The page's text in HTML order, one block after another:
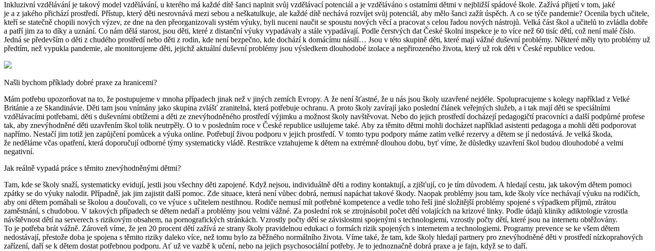
Inkluzivní vzdělávání je takový model vzdělávání, u kterého má každé dítě šanci naplnit svůj vzdělávací potenciál a je vzděláváno s ostatními dětmi v nejbližší spádové škole. Zažívá přijetí v tom, jaké
je a z jakého přichází prostředí. Přístup, který děti nesrovnává mezi sebou a neškatulkuje, ale každé dítě nechává rozvíjet svůj potenciál, aby mělo šanci zažít úspěch. A co se týče pandemie? Ocenila bych učitele,
kteří se statečně chopili nových výzev, ze dne na den přeorganizovali systém výuky, byli nuceni naučit se spoustu nových věcí a pracovat s celou řadou nových nástrojů. Velká část škol a učitelů to zvládla dobře
a patří jim za to díky a uznání. Co nám dělá starost, jsou děti, které z distanční výuky vypadávaly a stále vypadávají. Podle čerstvých dat České školní inspekce je to více než 60 tisíc dětí, což není malé číslo.
Jedná se především o děti z chudého prostředí nebo děti z rodin, kde není bezpečno, kde dochází k domácímu násilí… Jsou v této skupině děti, které mají vážné duševní problémy. Některé měly tyto problémy už
předtím, než vypukla pandemie, ale monitorujeme děti, jejichž aktuální duševní problémy jsou výsledkem dlouhodobé izolace a nepřirozeného života, který už rok děti v České republice vedou.
Našli bychom příklady dobré praxe za hranicemi?
Mám potřebu upozorňovat na to, že postupujeme v mnoha případech jinak než v jiných zemích Evropy. A že není šťastné, že u nás jsou školy uzavřené nejdéle. Spolupracujeme s kolegy například z Velké
Británie a ze Skandinávie. Děti tam jsou vnímány jako skupina zvlášť zranitelná, která potřebuje ochranu. A proto školy zavírají jako poslední článek veřejných služeb, a i tak mají děti se speciálními
vzdělávacími potřebami, děti s duševními obtížemi a děti ze znevýhodněného prostředí výjimku a možnost školy navštěvovat. Nebo do jejich prostředí docházejí pedagogičtí pracovníci a další podpůrné profese
tak, aby znevýhodněné děti uzavřením škol tolik neutrpěly. O to v posledním roce v České republice usilujeme také. Aby za těmito dětmi mohli docházet například asistenti pedagoga a mohli děti podporovat
napřímo. Nestačí jim totiž jen zapůjčení pomůcek a výuka online. Potřebují živou podporu v jejich prostředí. V tomto typu podpory máme zatím velké rezervy a dětem se jí nedostává. Je velká škoda,
že neděláme včas opatření, která doporučují odborné týmy systematicky vládě. Restrikce vztahujeme k dětem na extrémně dlouhou dobu, byť víme, že důsledky uzavření škol budou dlouhodobé a velmi
negativní.
Jak reálně vypadá práce s těmito znevýhodněnými dětmi?
Tam, kde se školy snaží, systematicky evidují, jestli jsou všechny děti zapojené. Když nejsou, individuálně děti a rodiny kontaktují, a zjišťují, co je tím důvodem. A hledají cestu, jak takovým dětem pomoci
zpátky se do výuky nalodit. Případně, jak jim zajistit další pomoc. Zde situace, která není vůbec dobrá, nemusí napáchat takové škody. Naopak problémy jsou tam, kde školy více nechávají výuku na rodičích,
aby oni dětem pomáhali se školou a doučovali, co ve výuce s učitelem nestihnou. Rodiče nemusí mít potřebné kompetence a vedle toho řeší jiné složitější problémy spojené s výpadkem příjmů, ztrátou
zaměstnání, s chudobou. V takových případech se dětem nedaří a problémy jsou velmi vážné. Za poslední rok se ztrojnásobil počet dětí volajících na krizové linky. Podle údajů kliniky adiktologie vzrostla
návštěvnost dětí na serverech s rizikovým obsahem, na pornografických stránkách. Vzrostly počty dětí se závislostmi spojenými s technologiemi, vzrostly počty dětí, které jsou na internetu obtěžovány.
To je potřeba brát vážně. Zároveň víme, že jen 20 procent dětí zažívá ze strany školy pravidelnou edukaci o formách rizik spojených s internetem a technologiemi. Programy prevence se ke všem dětem
nedostávají, přestože doba je spojena s těmito riziky daleko více, než tomu bylo za běžného normálního života. Víme také, že tam, kde školy hledají partnery pro znevýhodněné děti v prostředí nízkoprahových
zařízení, daří se k dětem dostat potřebnou podporu. Ať už ve vazbě k učení, nebo na jejich psychosociální potřeby. Je to jednoznačně dobrá praxe a je fajn, když se to daří.